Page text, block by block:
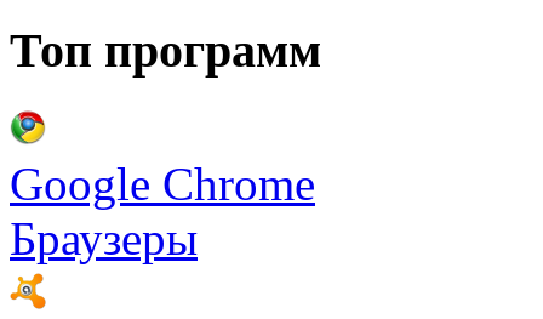
Топ программ
Google Chrome
Браузеры